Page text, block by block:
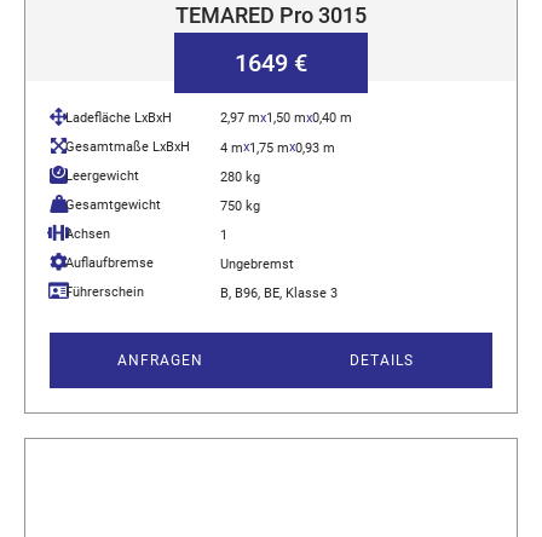
TEMARED Pro 3015
1649 €
Ladefläche LxBxH 2,97 mx1,50 mx0,40 m
Gesamtmaße LxBxH
4 mx1,75 mx0,93 m
Leergewicht
280 kg
Gesamtgewicht
750 kg
Achsen
1
Auflaufbremse
Ungebremst
Führerschein
B, B96, BE, Klasse 3
ANFRAGEN DETAILS